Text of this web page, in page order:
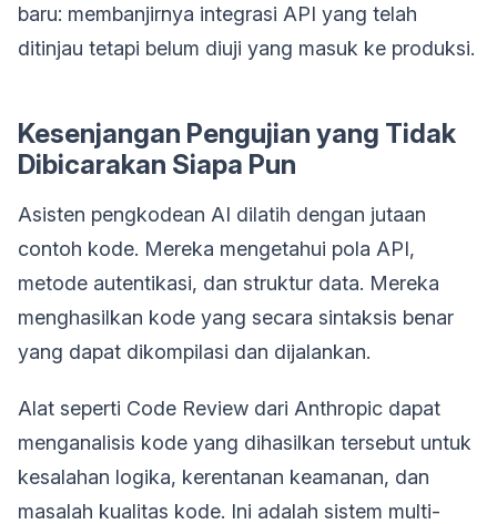
baru: membanjirnya integrasi API yang telah
ditinjau tetapi belum diuji yang masuk ke produksi.
Kesenjangan Pengujian yang Tidak
Dibicarakan Siapa Pun
Asisten pengkodean AI dilatih dengan jutaan
contoh kode. Mereka mengetahui pola API,
metode autentikasi, dan struktur data. Mereka
menghasilkan kode yang secara sintaksis benar
yang dapat dikompilasi dan dijalankan.
Alat seperti Code Review dari Anthropic dapat
menganalisis kode yang dihasilkan tersebut untuk
kesalahan logika, kerentanan keamanan, dan
masalah kualitas kode. Ini adalah sistem multi-